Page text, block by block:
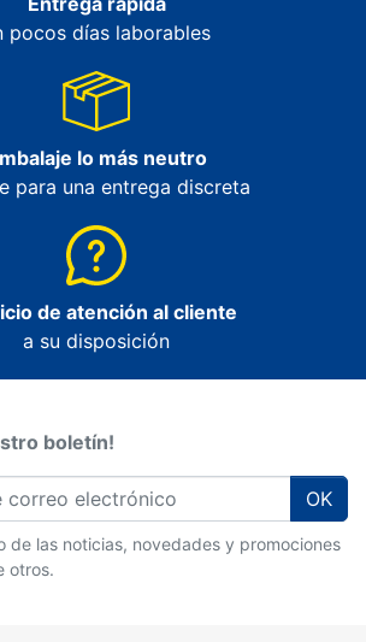
pocos días laborables
lo más neutro
para una entrega discreta
de atención al cliente
a su disposición
boletín!
OK
de las noticias, novedades y promociones
otros.